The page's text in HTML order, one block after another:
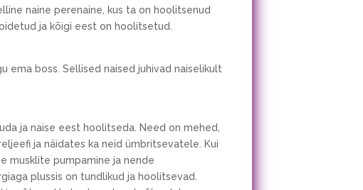
naine perenaine, kus ta on hoolitsenud
ja kõigi eest on hoolitsetud.
ema boss. Sellised naised juhivad naiselikult
ja naise eest hoolitseda. Need on mehed,
ja näidates ka neid ümbritsevatele. Kui
musklite pumpamine ja nende
plussis on tundlikud ja hoolitsevad.